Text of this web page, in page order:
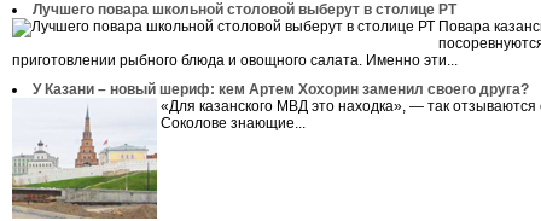
Лучшего повара школьной столовой выберут в столице РТ
Повара
приготовлении рыбного блюда и овощного салата. Именно эти...
У Казани – новый шериф: кем Артем Хохорин заменил своего друга?
«Для казанского МВД это находка», — так отзываются
Соколове знающие...